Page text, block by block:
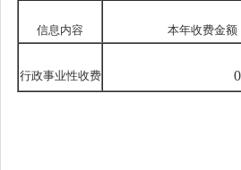
信息内容 本年收费金额
行政事业性收费